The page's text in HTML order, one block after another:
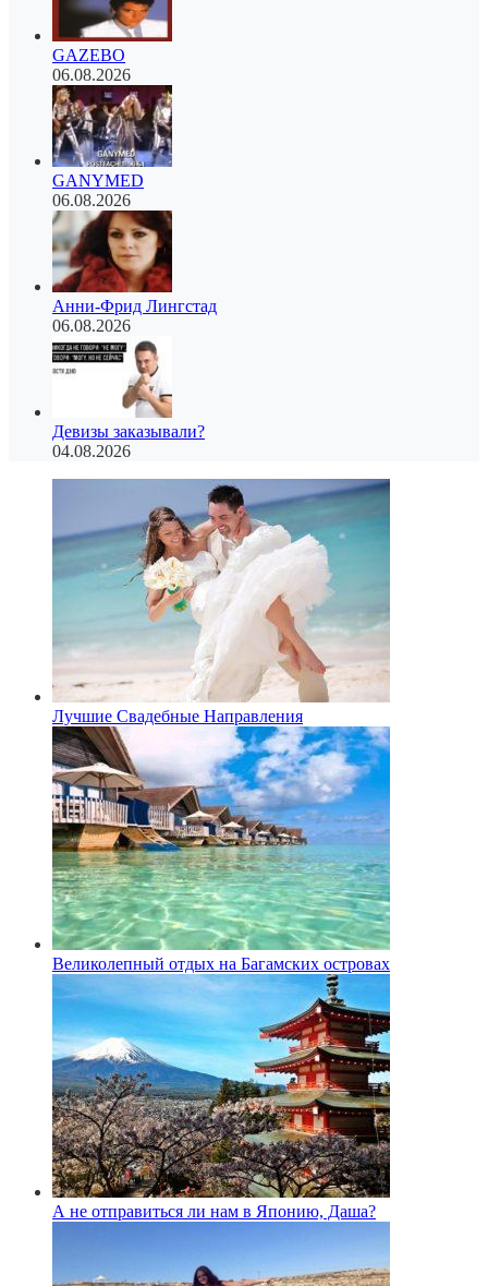
GAZEBO
06.08.2026
GANYMED
06.08.2026
Анни-Фрид Лингстад
06.08.2026
Девизы заказывали?
04.08.2026
Лучшие Свадебные Направления
Великолепный отдых на Багамских островах
А не отправиться ли нам в Японию, Даша?